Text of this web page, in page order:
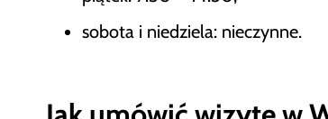
sobota i niedziela: nieczynne.